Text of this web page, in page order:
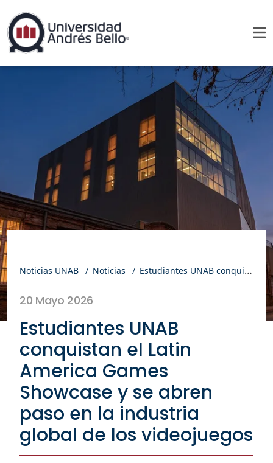
Noticias UNAB Noticias Estudiantes UNAB conquistan el Latin America Games Showcase y se abren paso en la industria global de los videojuegos
20 Mayo 2026
Estudiantes UNAB
conquistan el Latin
America Games
Showcase y se abren
paso en la industria
global de los videojuegos